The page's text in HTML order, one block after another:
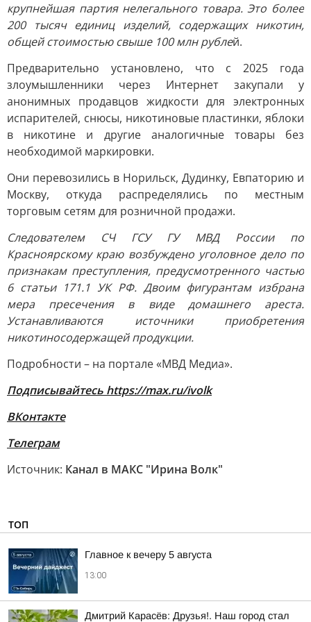
крупнейшая партия нелегального товара. Это более
200 тысяч единиц изделий, содержащих никотин,
общей стоимостью свыше 100 млн рублей.
Предварительно установлено, что с 2025 года
злоумышленники через Интернет закупали у
анонимных продавцов жидкости для электронных
испарителей, снюсы, никотиновые пластинки, яблоки
в никотине и другие аналогичные товары без
необходимой маркировки.
Они перевозились в Норильск, Дудинку, Евпаторию и
Москву, откуда распределялись по местным
торговым сетям для розничной продажи.
Следователем СЧ ГСУ ГУ МВД России по
Красноярскому краю возбуждено уголовное дело по
признакам преступления, предусмотренного частью
6 статьи 171.1 УК РФ. Двоим фигурантам избрана
мера пресечения в виде домашнего ареста.
Устанавливаются источники приобретения
никотиносодержащей продукции.
Подробности – на портале «МВД Медиа».
Подписывайтесь https://max.ru/ivolk
ВКонтакте
Телеграм
Источник: Канал в МАКС "Ирина Волк"
ТОП
Главное к вечеру 5 августа
13:00
Дмитрий Карасёв: Друзья!. Наш город стал